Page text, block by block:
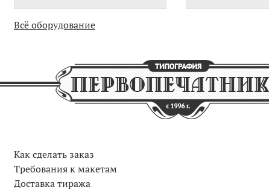
Всё оборудование
Как сделать заказ
Требования к макетам
Доставка тиража